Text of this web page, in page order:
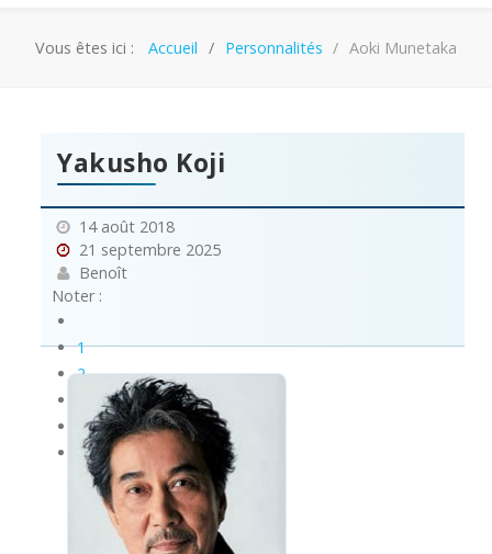
Vous êtes ici : Accueil Personnalités Aoki Munetaka
Yakusho Koji
14 août 2018
21 septembre 2025
Benoît
Noter :
1
2
4
5